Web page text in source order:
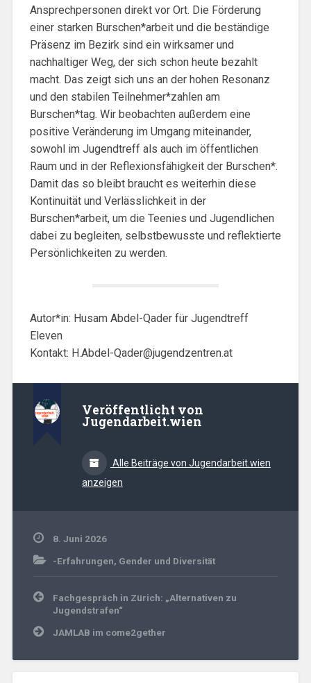
Ansprechpersonen direkt vor Ort. Die Förderung
einer starken Burschen*arbeit und die beständige
Präsenz im Bezirk sind ein wirksamer und
nachhaltiger Weg, der sich schon heute bezahlt
macht. Das zeigt sich uns an der hohen Resonanz
und den stabilen Teilnehmer*zahlen am
Burschen*tag. Wir beobachten außerdem eine
positive Veränderung im Umgang miteinander,
sowohl im Jugendtreff als auch im öffentlichen
Raum und in der Reflexionsfähigkeit der Burschen*.
Damit das so bleibt braucht es weiterhin diese
Kontinuität und Verlässlichkeit in der
Burschen*arbeit, um die Teenies und Jugendlichen
dabei zu begleiten, selbstbewusste und reflektierte
Persönlichkeiten zu werden.
Autor*in: Husam Abdel-Qader für Jugendtreff
Eleven
Kontakt: H.Abdel-Qader@jugendzentren.at
Veröffentlicht von
Jugendarbeit.wien
Alle Beiträge von Jugendarbeit.wien
anzeigen
8. Juni 2026
-Erfahrungen, Gender und Diversität
Beitrags-
Navigation
Fachgespräch in Zürich: „Alternativen zu
Jugendstrafen“
JAMLAB im come2gether